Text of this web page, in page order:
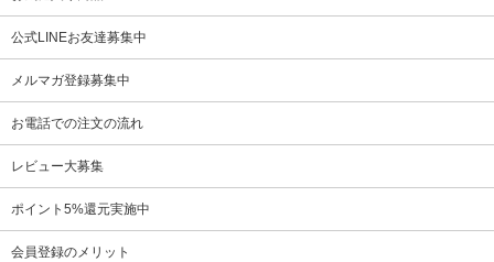
公式LINEお友達募集中
メルマガ登録募集中
お電話での注文の流れ
レビュー大募集
ポイント5%還元実施中
会員登録のメリット